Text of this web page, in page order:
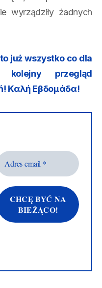
wyrządziły żadnych
już wszystko co dla
przegląd
Καλή Εβδομάδα!